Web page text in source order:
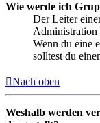
Wie werde ich
Der Leiter
Administration
Wenn du eine
solltest du
Nach oben
Weshalb werden